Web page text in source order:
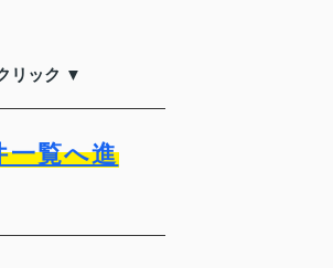
リック ▼
一覧へ進